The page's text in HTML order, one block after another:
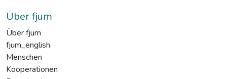
Über fjum
Über fjum
fjum_english
Menschen
Kooperationen